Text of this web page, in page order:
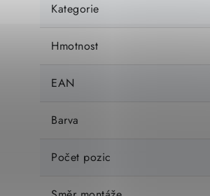
Kategorie
Hmotnost
EAN
Barva
Počet pozic